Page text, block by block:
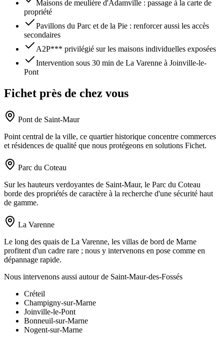
Maisons de meulière d'Adamville : passage à la carte de
propriété
Pavillons du Parc et de la Pie : renforcer aussi les accès
secondaires
A2P*** privilégié sur les maisons individuelles exposées
Intervention sous 30 min de La Varenne à Joinville-le-
Pont
Fichet près de chez vous
Pont de Saint-Maur
Point central de la ville, ce quartier historique concentre commerces
et résidences de qualité que nous protégeons en solutions Fichet.
Parc du Coteau
Sur les hauteurs verdoyantes de Saint-Maur, le Parc du Coteau
borde des propriétés de caractère à la recherche d'une sécurité haut
de gamme.
La Varenne
Le long des quais de La Varenne, les villas de bord de Marne
profitent d'un cadre rare ; nous y intervenons en pose comme en
dépannage rapide.
Nous intervenons aussi autour de Saint-Maur-des-Fossés
Créteil
Champigny-sur-Marne
Joinville-le-Pont
Bonneuil-sur-Marne
Nogent-sur-Marne